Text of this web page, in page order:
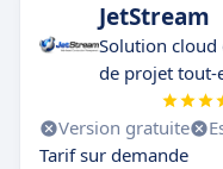
JetStream
Solution cloud
de projet tout-
Version gratuite
Tarif sur demande